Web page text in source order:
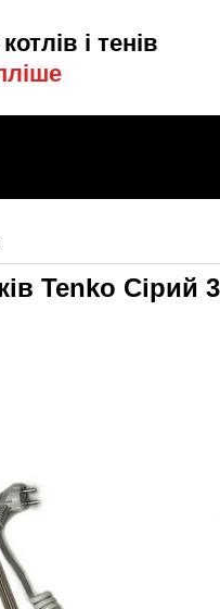
і тенів
котли
рішення
батареї
Tenko Сірий